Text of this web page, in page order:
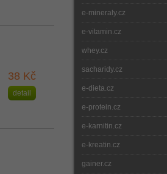
38 Kč
detail
e-mineraly.cz
e-vitamin.cz
whey.cz
sacharidy.cz
e-dieta.cz
e-protein.cz
e-karnitin.cz
e-kreatin.cz
gainer.cz